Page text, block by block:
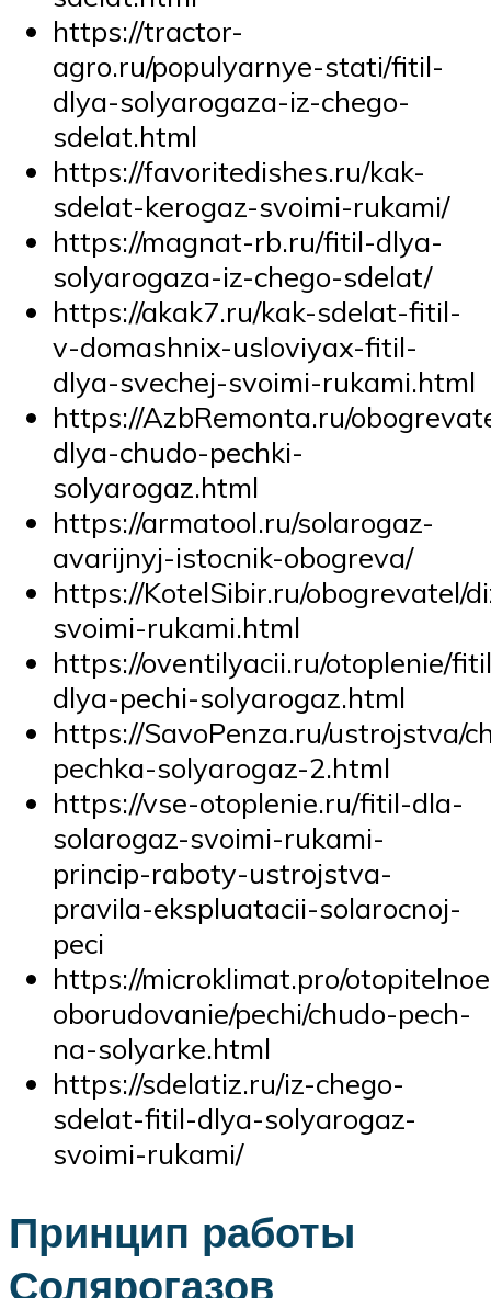
https://tractor-
agro.ru/populyarnye-stati/fitil-
dlya-solyarogaza-iz-chego-
sdelat.html
https://favoritedishes.ru/kak-
sdelat-kerogaz-svoimi-rukami/
https://magnat-rb.ru/fitil-dlya-
solyarogaza-iz-chego-sdelat/
https://akak7.ru/kak-sdelat-fitil-
v-domashnix-usloviyax-fitil-
dlya-svechej-svoimi-rukami.html
https://AzbRemonta.ru/
dlya-chudo-pechki-
solyarogaz.html
https://armatool.ru/solarogaz-
avarijnyj-istocnik-obogreva/
https://KotelSibir.ru/obogrevatel/
svoimi-rukami.html
https://oventilyacii.ru/otoplenie/
dlya-pechi-solyarogaz.html
https://SavoPenza.ru/ustrojstva/
pechka-solyarogaz-2.html
https://vse-otoplenie.ru/fitil-dla-
solarogaz-svoimi-rukami-
princip-raboty-ustrojstva-
pravila-ekspluatacii-solarocnoj-
peci
https://microklimat.pro/
oborudovanie/pechi/chudo-pech-
na-solyarke.html
https://sdelatiz.ru/iz-chego-
sdelat-fitil-dlya-solyarogaz-
svoimi-rukami/
Принцип работы
Солярогазов